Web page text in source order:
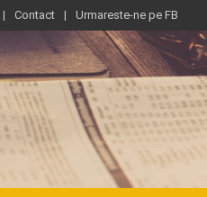
Contact Urmareste-ne pe FB